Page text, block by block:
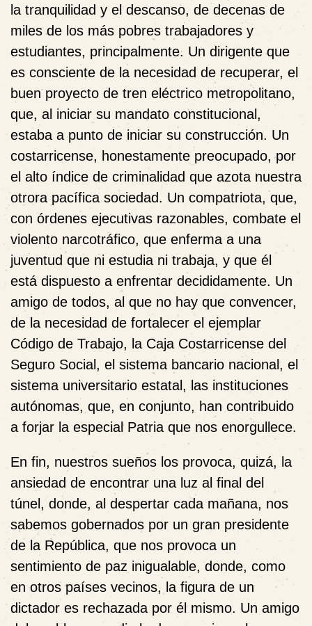
la tranquilidad y el descanso, de decenas de
miles de los más pobres trabajadores y
estudiantes, principalmente. Un dirigente que
es consciente de la necesidad de recuperar, el
buen proyecto de tren eléctrico metropolitano,
que, al iniciar su mandato constitucional,
estaba a punto de iniciar su construcción. Un
costarricense, honestamente preocupado, por
el alto índice de criminalidad que azota nuestra
otrora pacífica sociedad. Un compatriota, que,
con órdenes ejecutivas razonables, combate el
violento narcotráfico, que enferma a una
juventud que ni estudia ni trabaja, y que él
está dispuesto a enfrentar decididamente. Un
amigo de todos, al que no hay que convencer,
de la necesidad de fortalecer el ejemplar
Código de Trabajo, la Caja Costarricense del
Seguro Social, el sistema bancario nacional, el
sistema universitario estatal, las instituciones
autónomas, que, en conjunto, han contribuido
a forjar la especial Patria que nos enorgullece.
En fin, nuestros sueños los provoca, quizá, la
ansiedad de encontrar una luz al final del
túnel, donde, al despertar cada mañana, nos
sabemos gobernados por un gran presidente
de la República, que nos provoca un
sentimiento de paz inigualable, donde, como
en otros países vecinos, la figura de un
dictador es rechazada por él mismo. Un amigo